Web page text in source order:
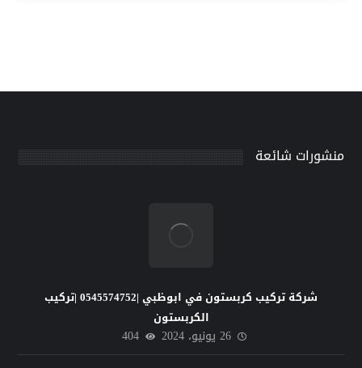
منشورات شائعة
شركة تركيب كربستون في ابوظبي |0545574752 |تركيب
الكربستون
26 يونيو، 2024 404